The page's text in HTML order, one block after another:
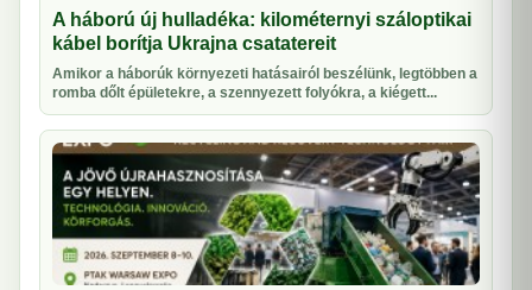
A háború új hulladéka: kilométernyi száloptikai
kábel borítja Ukrajna csatatereit
Amikor a háborúk környezeti hatásairól beszélünk, legtöbben a
romba dőlt épületekre, a szennyezett folyókra, a kiégett...